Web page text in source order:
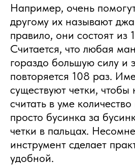
Например, очень
другому их называют
правило, они состоят из
Считается, что любая
гораздо большую силу и
повторяется 108 раз.
существуют четки,
считать в уме
просто бусинка за
четки в пальцах.
инструмент сделает
удобной.